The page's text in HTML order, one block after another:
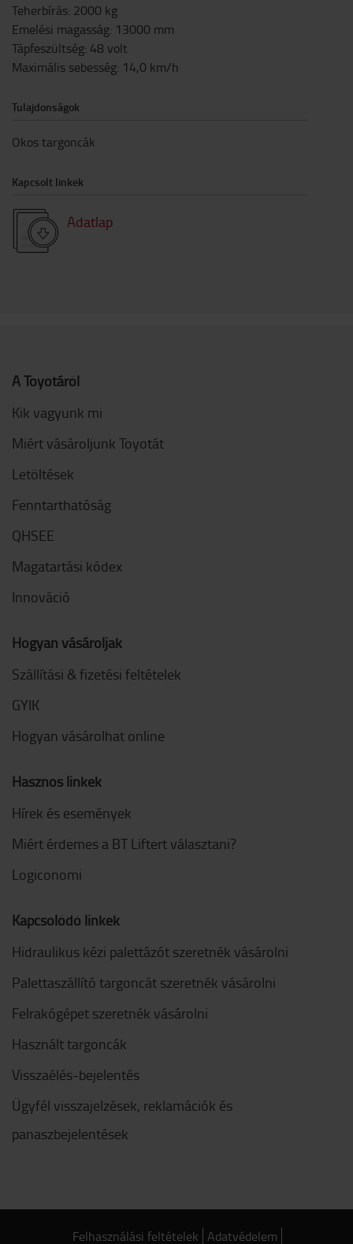
Teherbírás: 2000 kg
Emelési magasság: 13000 mm
Tápfeszültség: 48 volt
Maximális sebesség: 14,0 km/h
Tulajdonságok
Okos targoncák
Kapcsolt linkek
Adatlap
A Toyotáról
Kik vagyunk mi
Miért vásároljunk Toyotát
Letöltések
Fenntarthatóság
QHSEE
Magatartási kódex
Innováció
Hogyan vásároljak
Szállítási & fizetési feltételek
GYIK
Hogyan vásárolhat online
Hasznos linkek
Hírek és események
Miért érdemes a BT Liftert választani?
Logiconomi
Kapcsolódó linkek
Hidraulikus kézi palettázót szeretnék vásárolni
Palettaszállító targoncát szeretnék vásárolni
Felrakógépet szeretnék vásárolni
Használt targoncák
Visszaélés-bejelentés
Ügyfél visszajelzések, reklamációk és
panaszbejelentések
Felhasználási feltételek Adatvédelem